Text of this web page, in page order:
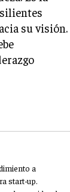
su visión.
a
start-up.